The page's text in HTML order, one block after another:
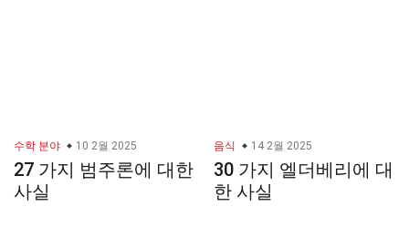
수학 분야 10 2월 2025
27 가지 범주론에 대한
사실
음식 14 2월 2025
30 가지 엘더베리에 대
한 사실